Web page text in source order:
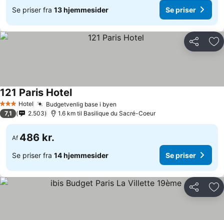
Se priser fra 13 hjemmesider Se priser
Del
3 StjernerHotel Budgetvenlig base i byen
121 Paris Hotel
7,1 2.503 1.6 km til Basilique du Sacré-Coeur
Af 486 kr.
Se priser fra 14 hjemmesider Se priser
Del